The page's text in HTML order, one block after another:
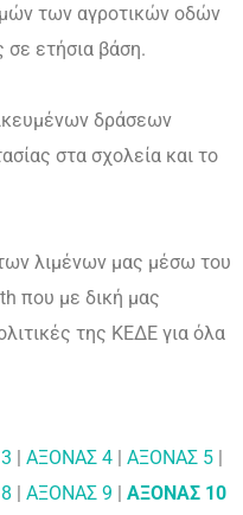
των αγροτικών οδών
ετήσια βάση.
δράσεων
στα σχολεία και το
λιμένων μας μέσω του
που με δική μας
της ΚΕΔΕ για όλα
| ΑΞΟΝΑΣ 4 | ΑΞΟΝΑΣ 5 |
| ΑΞΟΝΑΣ 9 | ΑΞΟΝΑΣ 10